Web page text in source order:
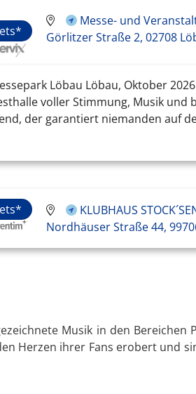
Messe- und
Görlitzer Straße 2, 02708
Löbau Löbau, Oktober 2026
voller Stimmung, Musik und
der garantiert niemanden auf
KLUBHAUS
Nordhäuser Straße 44,
Musik in den Bereichen
Herzen ihrer Fans erobert und